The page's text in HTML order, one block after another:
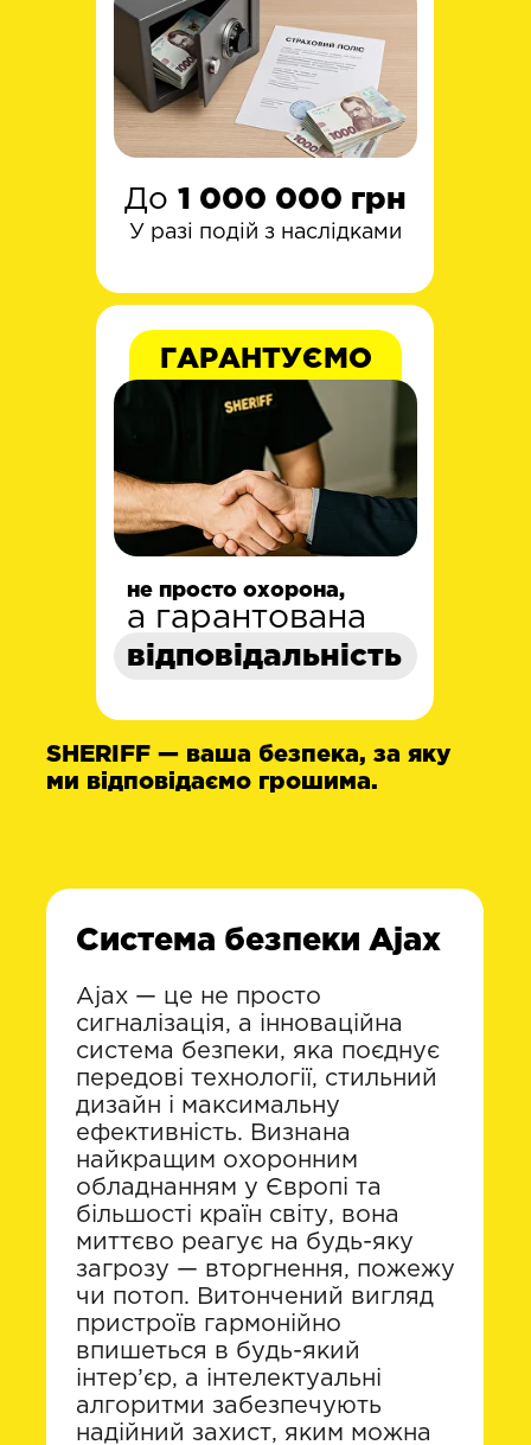
SHERIFF — ваша безпека, за яку
ми відповідаємо грошима.
До 1 000 000 грн
не просто охорона,
а гарантована
відповідальність
ГАРАНТУЄМО
У разі подій з наслідками
Система безпеки Ajax
Ajax — це не просто
сигналізація, а інноваційна
система безпеки, яка поєднує
передові технології, стильний
дизайн і максимальну
ефективність. Визнана
найкращим охоронним
обладнанням у Європі та
більшості країн світу, вона
миттєво реагує на будь-яку
загрозу — вторгнення, пожежу
чи потоп. Витончений вигляд
пристроїв гармонійно
впишеться в будь-який
інтер’єр, а інтелектуальні
алгоритми забезпечують
надійний захист, яким можна